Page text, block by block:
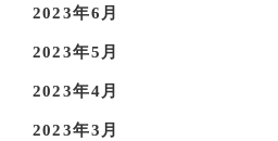
2023年6月
2023年5月
2023年4月
2023年3月